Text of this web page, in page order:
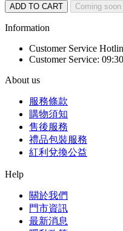
ADD TO CART Coming soon
Information
Customer Service
Customer Service:
About us
服務條款
購物須知
售後服務
禮品包裝服務
紅利兌換公益
Help
關於我們
門市資訊
最新消息